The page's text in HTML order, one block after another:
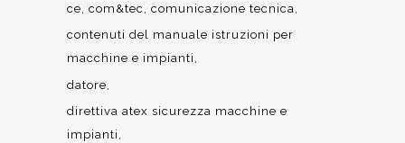
ce com&tec
comunicazione tecnica
contenuti del manuale istruzioni per
macchine e impianti
datore
direttiva atex sicurezza macchine e
impianti